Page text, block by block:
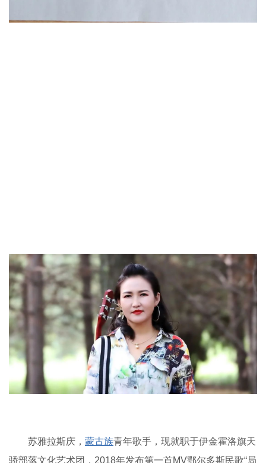
苏雅拉斯庆， 蒙古族青年歌手，现就职于伊金霍洛旗天
骄部落文化艺术团，2018年发布第一首MV鄂尔多斯民歌“局